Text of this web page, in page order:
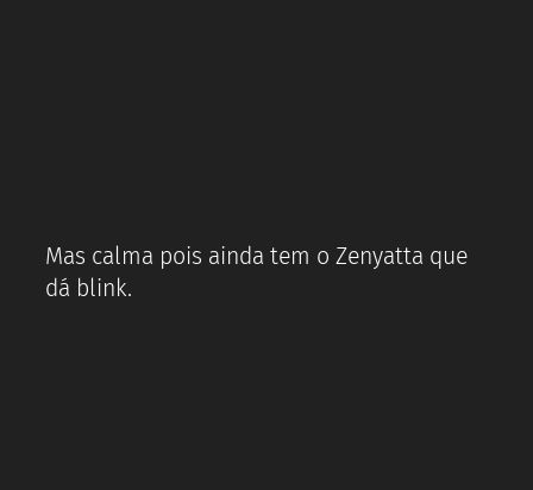
Mas calma pois ainda tem o Zenyatta que
dá blink.